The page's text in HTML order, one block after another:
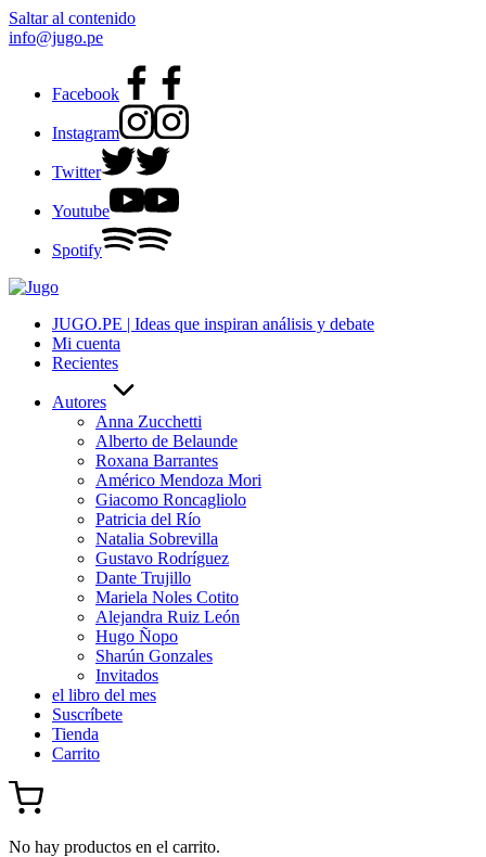
Saltar al contenido
info@jugo.pe
Facebook
Instagram
Twitter
Youtube
Spotify
JUGO.PE | Ideas que inspiran análisis y debate
Mi cuenta
Recientes
Autores
Anna Zucchetti
Alberto de Belaunde
Roxana Barrantes
Américo Mendoza Mori
Giacomo Roncagliolo
Patricia del Río
Natalia Sobrevilla
Gustavo Rodríguez
Dante Trujillo
Mariela Noles Cotito
Alejandra Ruiz León
Hugo Ñopo
Sharún Gonzales
Invitados
el libro del mes
Suscríbete
Tienda
Carrito
No hay productos en el carrito.